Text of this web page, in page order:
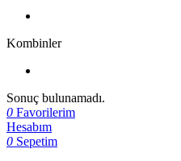
Kombinler
Sonuç bulunamadı.
0 Favorilerim
Hesabım
0 Sepetim